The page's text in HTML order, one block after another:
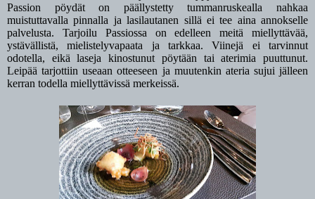
Passion pöydät on päällystetty tummanruskealla nahkaa
muistuttavalla pinnalla ja lasilautanen sillä ei tee aina annokselle
palvelusta. Tarjoilu Passiossa on edelleen meitä miellyttävää,
ystävällistä, mielistelyvapaata ja tarkkaa. Viinejä ei tarvinnut
odotella, eikä laseja kinostunut pöytään tai aterimia puuttunut.
Leipää tarjottiin useaan otteeseen ja muutenkin ateria sujui jälleen
kerran todella miellyttävissä merkeissä.